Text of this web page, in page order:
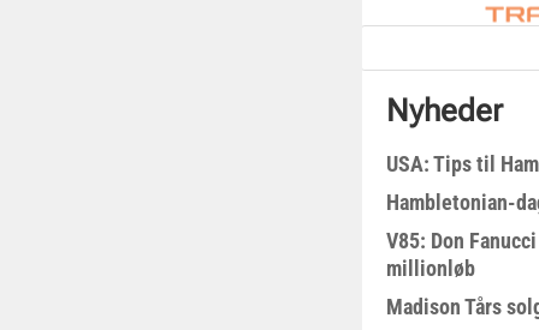
Nyheder
USA: Tips til
Hambletonian-
V85: Don
millionløb
Madison Tårs